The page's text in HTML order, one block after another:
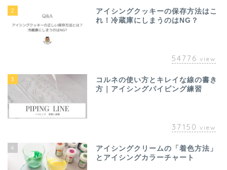
2
アイシングクッキーの保存方法はこ
れ！冷蔵庫にしまうのはNG？
54776 view
3
コルネの使い方とキレイな線の書き
方｜アイシングパイピング練習
37150 view
4
アイシングクリームの「着色方法」
とアイシングカラーチャート